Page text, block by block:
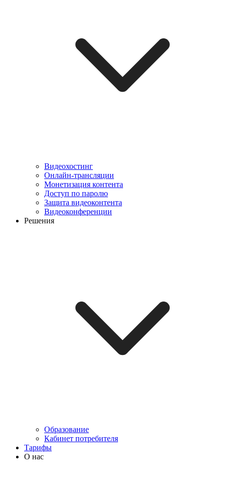
Видеохостинг
Онлайн-трансляции
Монетизация контента
Доступ по паролю
Защита видеоконтента
Видеоконференции
Решения
Образование
Кабинет потребителя
Тарифы
О нас